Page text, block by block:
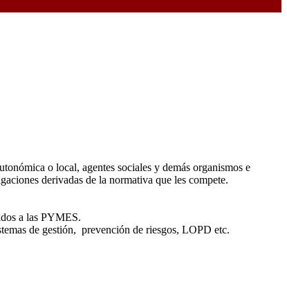
o local, agentes sociales y demás organismos e
derivadas de la normativa que les compete.
a las PYMES.
de gestión, prevención de riesgos, LOPD etc.